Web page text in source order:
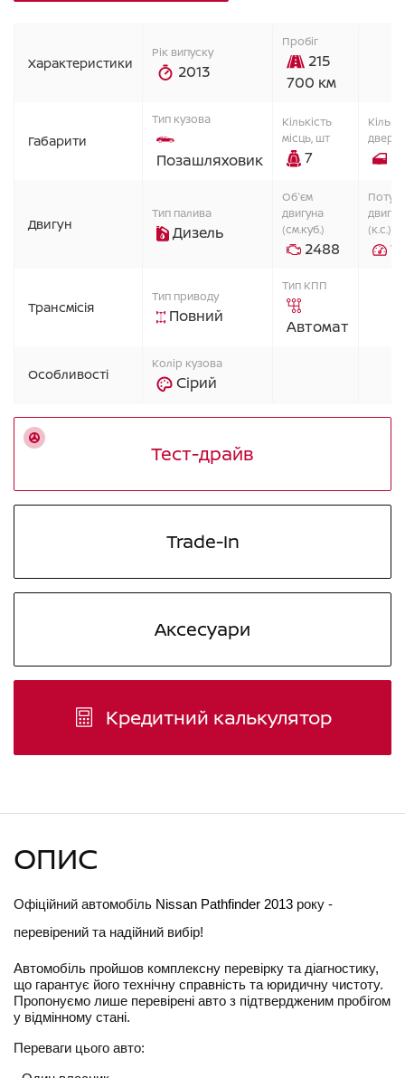
Характеристики
Рік випуску
2013
Пробіг
215
700 км
Габарити
Тип кузова
Позашляховик
Кiлькiсть
мiсць, шт
7
Двигун
Тип палива
Дизель
Об'єм
двигуна
(см.куб.)
2488
(к.с.)
Трансмісія
Тип приводу
Повний
Тип КПП
Автомат
Особливості
Колір кузова
Сірий
Тест-драйв
Trade-In
Аксесуари
Кредитний калькулятор
ОПИС
Офіційний автомобіль Nissan Pathfinder 2013 року -
перевірений та надійний вибір!
Автомобіль пройшов комплексну перевірку та діагностику,
що гарантує його технічну справність та юридичну чистоту.
Пропонуємо лише перевірені авто з підтвердженим пробігом
у відмінному стані.
Переваги цього авто: